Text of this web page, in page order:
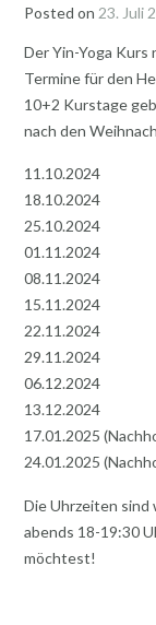
Posted on 23. Juli
Der Yin-Yoga Kurs
Termine für den
10+2 Kurstage
nach den
11.10.2024
18.10.2024
25.10.2024
01.11.2024
08.11.2024
15.11.2024
22.11.2024
29.11.2024
06.12.2024
13.12.2024
17.01.2025
24.01.2025
Die Uhrzeiten sind
abends 18-19:30
möchtest!